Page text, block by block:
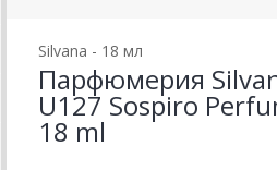
Silvana - 18 мл
Парфюмерия
U127 Sospiro
18 ml